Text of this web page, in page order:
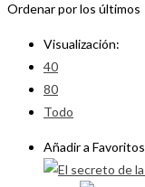
Ordenar por los últimos
Visualización:
40
80
Todo
Añadir a Favoritos